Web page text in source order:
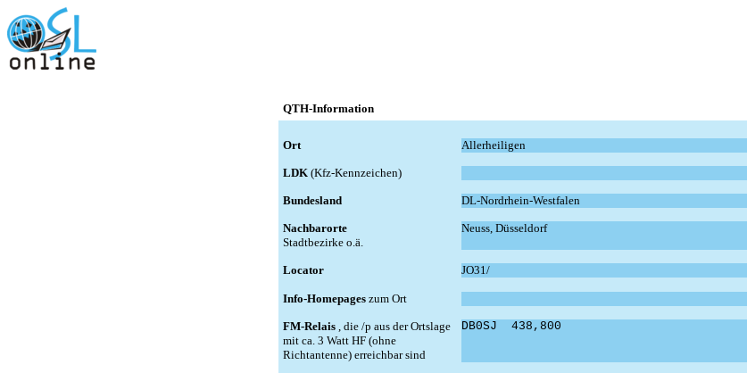
QTH-Information
Ort Allerheiligen
LDK (Kfz-Kennzeichen)
Bundesland DL-Nordrhein-Westfalen
Nachbarorte
Stadtbezirke o.ä.
Neuss, Düsseldorf
Locator JO31/
Info-Homepages zum Ort
FM-Relais , die /p aus der Ortslage
mit ca. 3 Watt HF (ohne
Richtantenne) erreichbar sind
DB0SJ  438,800